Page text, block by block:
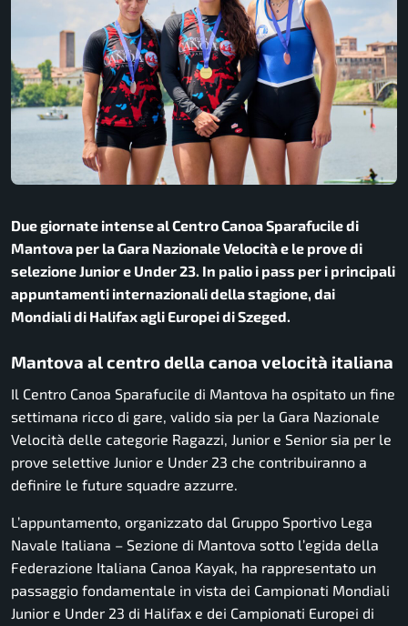
Due giornate intense al Centro Canoa Sparafucile di
Mantova per la Gara Nazionale Velocità e le prove di
selezione Junior e Under 23. In palio i pass per i principali
appuntamenti internazionali della stagione, dai
Mondiali di Halifax agli Europei di Szeged.
Mantova al centro della canoa velocità italiana
Il Centro Canoa Sparafucile di Mantova ha ospitato un fine
settimana ricco di gare, valido sia per la Gara Nazionale
Velocità delle categorie Ragazzi, Junior e Senior sia per le
prove selettive Junior e Under 23 che contribuiranno a
definire le future squadre azzurre.
L’appuntamento, organizzato dal Gruppo Sportivo Lega
Navale Italiana – Sezione di Mantova sotto l’egida della
Federazione Italiana Canoa Kayak, ha rappresentato un
passaggio fondamentale in vista dei Campionati Mondiali
Junior e Under 23 di Halifax e dei Campionati Europei di